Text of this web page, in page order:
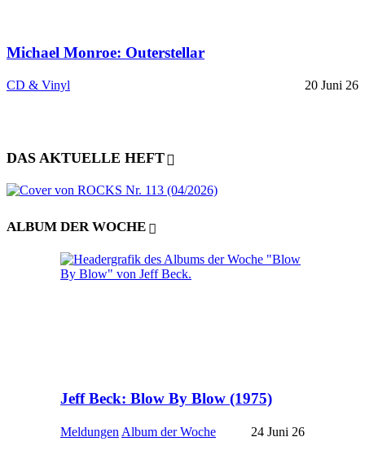
Michael Monroe: Outerstellar
CD & Vinyl 20 Juni 26
DAS AKTUELLE HEFT
ALBUM DER WOCHE
Jeff Beck: Blow By Blow (1975)
Meldungen Album der Woche 24 Juni 26